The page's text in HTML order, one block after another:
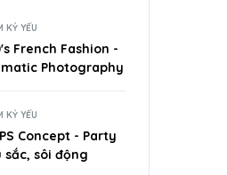
KỶ YẾU
French Fashion -
Photography
KỶ YẾU
Concept - Party
sắc, sôi động